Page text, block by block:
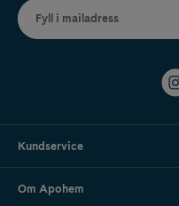
Fyll i mailadress
Kundservice
Om Apohem